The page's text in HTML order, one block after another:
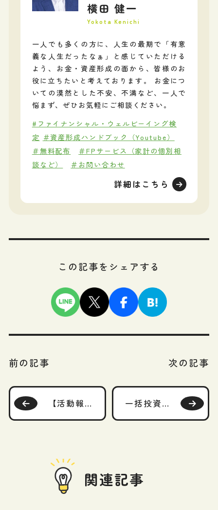
横田 健一
Yokota Kenichi
一人でも多くの方に、人生の最期で「有意
義な人生だったなぁ」と感じていただける
よう、お金・資産形成の面から、皆様のお
役に立ちたいと考えております。 お金につ
いての漠然とした不安、不満など、一人で
悩まず、ぜひお気軽にご相談ください。
#ファイナンシャル・ウェルビーイング検
定 ＃資産形成ハンドブック（Youtube）
＃無料配布
＃FPサービス（家計の個別相
談など）
＃お問い合わせ
詳細はこちら
この記事をシェアする
前の記事
【活動報告】betterChoice「プロが教えるお金と保険の話」に、「親の生命保険を確認する方法」が掲載されました！
次の記事
一括投資と積立投資（ドルコスト平均法）はどちらがよい？（1/3）～平均利回りを比較～
関連記事